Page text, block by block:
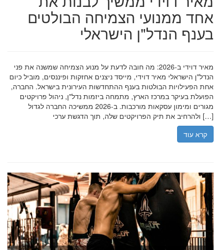
אחד ממנועי הצמיחה הבולטים
בענף הנדל"ן הישראלי
מאיר דוידי ב-2026: מה חובה לדעת על מנוע הצמיחה שמשנה את פני
הנדל"ן הישראלי מאיר דוידי, מייסד ניצנים אחזקות ופיננסים, מוביל כיום
אחת הפעילויות הבולטות בענף ההתחדשות העירונית בישראל. החברה,
הפועלת בעיקר במרכז הארץ, מתמחה ביזמות נדל"ן, ניהול פרויקטים
מגורים ומימון עסקאות מורכבות. ב-2026 ממשיכה החברה לגדול
ולהרחיב את תיק הפרויקטים שלה, תוך הדגשת ערכי […]
קרא עוד